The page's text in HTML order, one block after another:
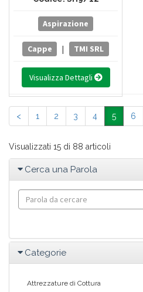
Aspirazione
Cappe | TMI SRL
Visualizza Dettagli
< 1 2 3 4 5 6
Visualizzati 15 di 88 articoli
Cerca una Parola
Categorie
Attrezzature di Cottura